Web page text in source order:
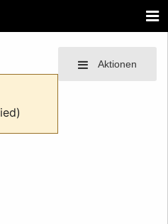
Aktionen